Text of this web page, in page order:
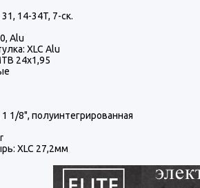
14-34T, 7-ск.
Alu
XLC Alu
24x1,95
1 1/8", полуинтегрированная
XLC 27,2мм